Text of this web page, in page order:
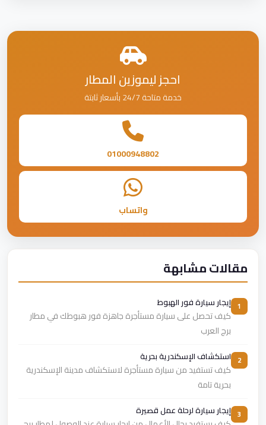
احجز ليموزين المطار
خدمة متاحة 24/7 بأسعار ثابتة
01000948802
واتساب
مقالات مشابهة
إيجار سيارة فور الهبوط
كيف تحصل على سيارة مستأجرة جاهزة فور هبوطك في مطار
برج العرب
استكشاف الإسكندرية بحرية
كيف تستفيد من سيارة مستأجرة لاستكشاف مدينة الإسكندرية
بحرية تامة
إيجار سيارة لرحلة عمل قصيرة